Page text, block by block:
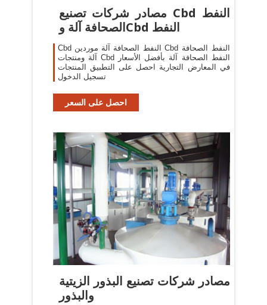
مصادر شركات تصنيع Cbd النفط
الصحافة آلة وCbd النفط
Cbd النفط الصحافة آلة موردين Cbd النفط الصحافة
آلة ومنتجات Cbd النفط الصحافة آلة بأفضل الأسعار
في المعارض التجارية احصل على التطبيق المنتجات
تسجيل الدخول
احصل على السعر
مصادر شركات تصنيع البذور الزيتية
والبذور